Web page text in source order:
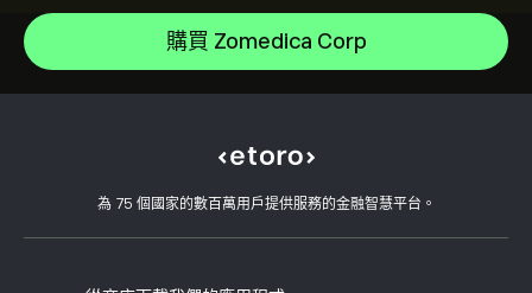
購買 Zomedica Corp
為 75 個國家的數百萬用戶提供服務的金融智慧平台。
Microsoft
Apple
如何存款
如何提款
開設帳戶
用戶端漏洞
CopyTrading 如何運作
負責任的交易
為什麼選擇 eToro
我們的辦事處
風險揭露